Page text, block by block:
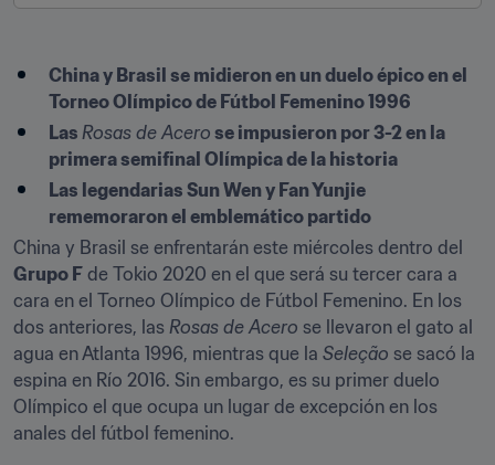
China y Brasil se midieron en un duelo épico en el
Torneo Olímpico de Fútbol Femenino 1996
Las Rosas de Acero se impusieron por 3-2 en la
primera semifinal Olímpica de la historia
Las legendarias Sun Wen y Fan Yunjie
rememoraron el emblemático partido
Grupo F de Tokio 2020 en el que será su tercer cara a
cara en el Torneo Olímpico de Fútbol Femenino. En los
dos anteriores, las Rosas de Acero se llevaron el gato al
agua en Atlanta 1996, mientras que la Seleção se sacó la
espina en Río 2016. Sin embargo, es su primer duelo
Olímpico el que ocupa un lugar de excepción en los
anales del fútbol femenino.